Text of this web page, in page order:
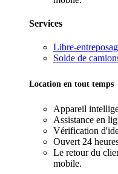
Services
Libre-
Solde de
Location en tout temps
Appareil
Assistance en
Vérification
Ouvert 24
Le retour du
mobile.